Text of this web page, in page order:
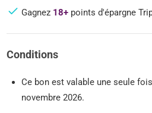
Gagnez 18+ points d'épargne
Conditions
Ce bon est valable une seule
novembre 2026.